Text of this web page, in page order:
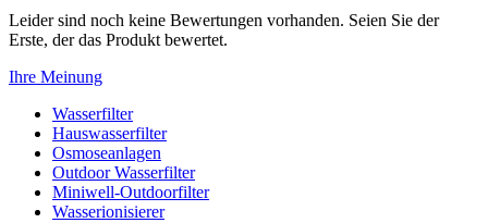
Leider sind noch keine Bewertungen vorhanden. Seien Sie der
Erste, der das Produkt bewertet.
Ihre Meinung
Wasserfilter
Hauswasserfilter
Osmoseanlagen
Outdoor Wasserfilter
Miniwell-Outdoorfilter
Wasserionisierer